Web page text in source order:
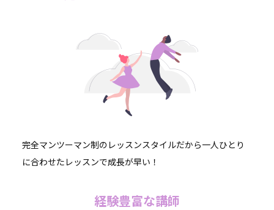
完全マンツーマン制のレッスンスタイルだから一人ひとり
に合わせたレッスンで成長が早い！
経験豊富な講師